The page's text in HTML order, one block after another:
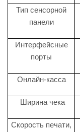
Тип сенсорной
панели
Интерфейсные
порты
Онлайн-касса
Ширина чека
Скорость печати,